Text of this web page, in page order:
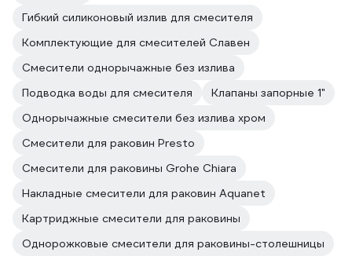
Гибкий силиконовый излив для смесителя
Комплектующие для смесителей Славен
Смесители однорычажные без излива
Подводка воды для смесителя
Клапаны запорные 1"
Однорычажные смесители без излива хром
Смесители для раковин Presto
Смесители для раковины Grohe Chiara
Накладные смесители для раковин Aquanet
Картриджные смесители для раковины
Однорожковые смесители для раковины-столешницы